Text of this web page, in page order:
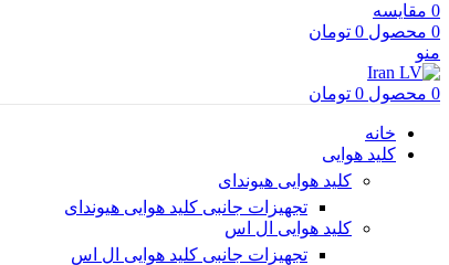
0 مقایسه
0 محصول 0 تومان
منو
0 محصول 0 تومان
خانه
کلید هوایی
کلید هوایی هیوندای
تجهیزات جانبی کلید هوایی هیوندای
کلید هوایی ال اس
تجهیزات جانبی کلید هوایی ال اس